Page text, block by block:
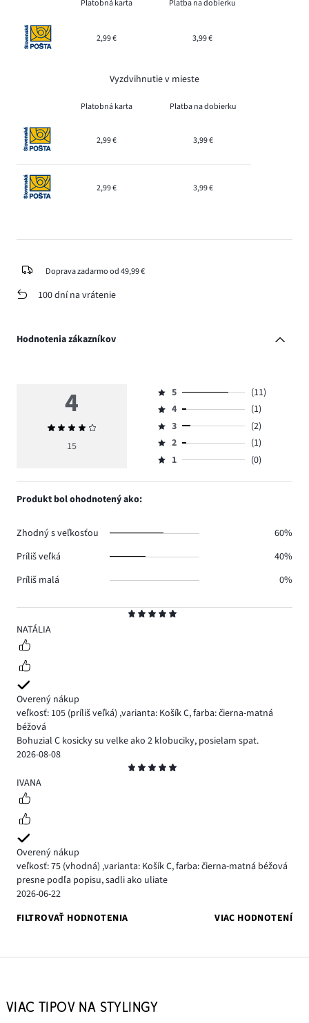
Platobná karta Platba na dobierku
2,99 € 3,99 €
Vyzdvihnutie v mieste
Platobná karta Platba na dobierku
2,99 € 3,99 €
2,99 € 3,99 €
Doprava zadarmo od 49,99 €
100 dní na vrátenie
Hodnotenia zákazníkov
5
NATÁLIA
Overený nákup
veľkosť: 105 (príliš veľká) ,varianta: Košík C,farba: čierna-matná
béžová
Bohuzial C kosicky su velke ako 2 klobuciky, posielam spat.
2026-08-08
5
IVANA
Overený nákup
veľkosť: 75 (vhodná) ,varianta: Košík C,farba: čierna-matná béžová
presne podľa popisu, sadli ako uliate
2026-06-22
FILTROVAŤ HODNOTENIA
VIAC HODNOTENÍ
4
Priemerné
hodnotenie
15
Hodnotenie
5,
počet
hlasov
11.
5
(11)
Hodnotenie
4,
počet
hlasov
4
(1)
Hodnotenie
3,
počet
3
(2)
Hodnotenie
2,
2
(1)
Hodnotenie
1,
1 (0)
Produkt bol ohodnotený ako:
Zhodný s veľkosťou
60%
Príliš veľká
40%
Príliš malá
0%
VIAC TIPOV NA STYLINGY